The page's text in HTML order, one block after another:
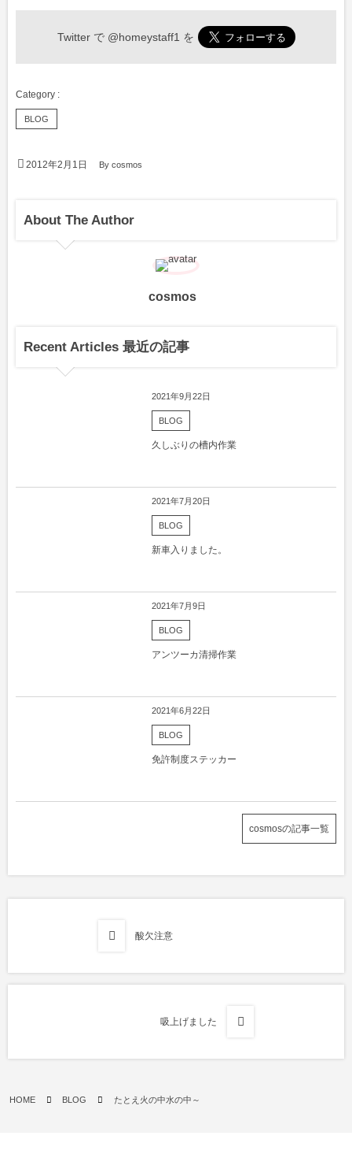
Twitter で @homeystaff1 を
BLOG
2012年2月1日 Bycosmos
About The Author
cosmos
Recent Articles 最近の記事
2021年9月22日
BLOG
久しぶりの槽内作業
2021年7月20日
BLOG
新車入りました。
2021年7月9日
BLOG
アンツーカ清掃作業
2021年6月22日
BLOG
免許制度ステッカー
cosmosの記事一覧
酸欠注意
吸上げました
HOME BLOG たとえ火の中水の中～